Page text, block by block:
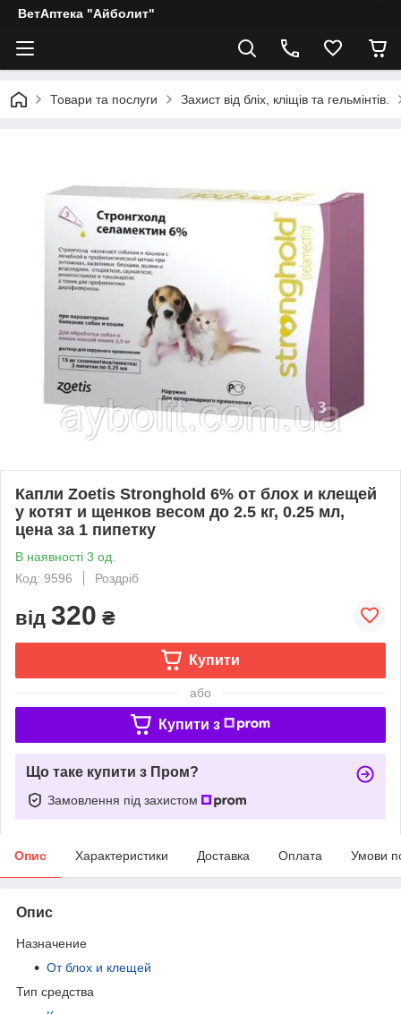
ВетАптека "Айболит"
Товари та послуги Захист від бліх, кліщів та гельмінтів.
Капли Zoetis Stronghold 6% от блох и клещей
у котят и щенков весом до 2.5 кг, 0.25 мл,
цена за 1 пипетку
В наявності 3 од.
Код: 9596
Роздріб
від 320 ₴
Купити
або
Купити з
Що таке купити з Пром?
Замовлення під захистом
Опис Характеристики Доставка Оплата Умови
Опис
Назначение
От блох и клещей
Тип средства